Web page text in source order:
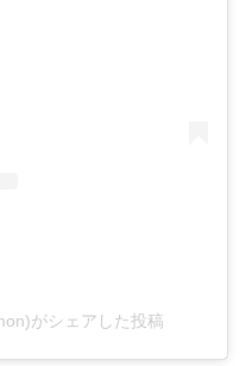
がシェアした投稿